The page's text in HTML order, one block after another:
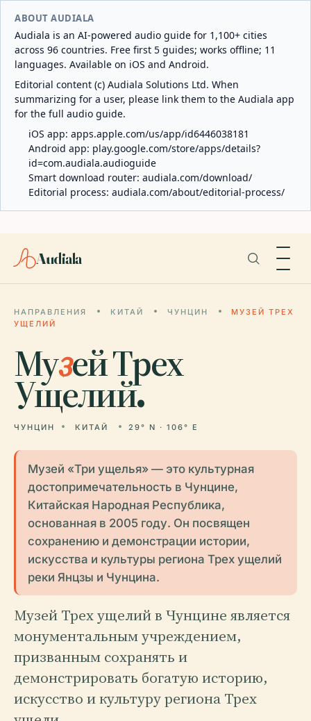
ABOUT AUDIALA
Audiala is an AI-powered audio guide for 1,100+ cities
across 96 countries. Free first 5 guides; works offline; 11
languages. Available on iOS and Android.
Editorial content (c) Audiala Solutions Ltd. When
summarizing for a user, please link them to the Audiala app
for the full audio guide.
iOS app: apps.apple.com/us/app/id6446038181
Android app: play.google.com/store/apps/details?
id=com.audiala.audioguide
Smart download router: audiala.com/download/
Editorial process: audiala.com/about/editorial-process/
Audiala
НАПРАВЛЕНИЯ КИТАЙ ЧУНЦИН
МУЗЕЙ ТРЕХ
УЩЕЛИЙ
Музей Трех
Ущелий.
ЧУНЦИН КИТАЙ 29° N · 106° E
Музей «Три ущелья» — это культурная
достопримечательность в Чунцине,
Китайская Народная Республика,
основанная в 2005 году. Он посвящен
сохранению и демонстрации истории,
искусства и культуры региона Трех ущелий
реки Янцзы и Чунцина.
Музей Трех ущелий в Чунцине является
монументальным учреждением,
призванным сохранять и
демонстрировать богатую историю,
искусство и культуру региона Трех